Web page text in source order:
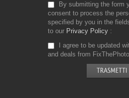
By submitting the form
consent to process the
specified by you in the
to our Privacy Policy
I agree to be updated
and deals from